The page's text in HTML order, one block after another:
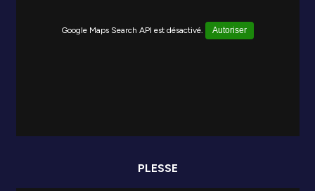
Google Maps Search API est désactivé. Autoriser
PLESSE